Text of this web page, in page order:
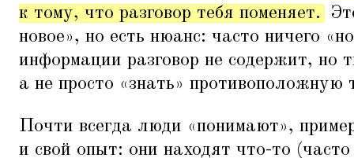
к тому, что разговор тебя поменяет.
новое», но есть нюанс: часто ничего «
информации разговор не содержит, но
а не просто «знать» противоположную
Почти всегда люди «понимают»,
и свой опыт: они находят что-то